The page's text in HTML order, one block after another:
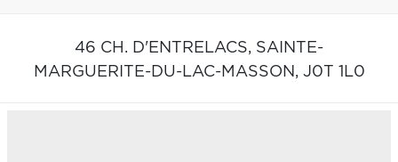
46 CH. D'ENTRELACS, SAINTE-
MARGUERITE-DU-LAC-MASSON, J0T 1L0